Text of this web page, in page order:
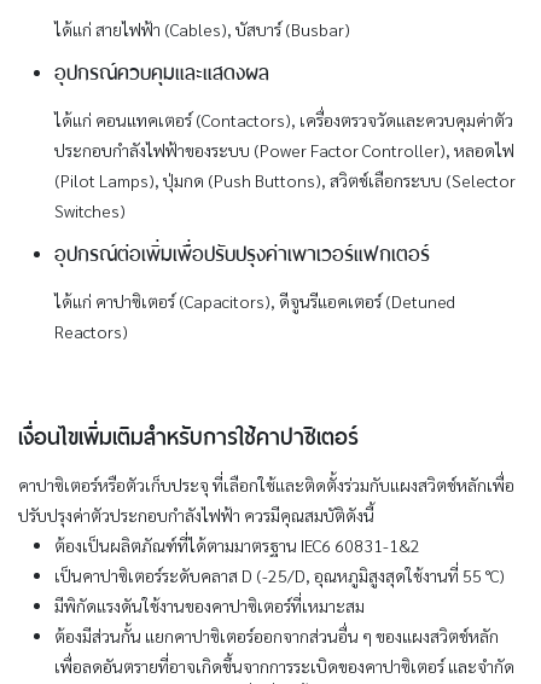
ได้แก่ สายไฟฟ้า (Cables), บัสบาร์ (Busbar)
อุปกรณ์ควบคุมและแสดงผล
ได้แก่ คอนแทคเตอร์ (Contactors), เครื่องตรวจวัดและควบคุมค่าตัว
ประกอบกำลังไฟฟ้าของระบบ (Power Factor Controller), หลอดไฟ
(Pilot Lamps), ปุ่มกด (Push Buttons), สวิตช์เลือกระบบ (Selector
Switches)
อุปกรณ์ต่อเพิ่มเพื่อปรับปรุงค่าเพาเวอร์แฟกเตอร์
ได้แก่ คาปาซิเตอร์ (Capacitors), ดีจูนรีแอคเตอร์ (Detuned
Reactors)
เงื่อนไขเพิ่มเติมสำหรับการใช้คาปาซิเตอร์
คาปาซิเตอร์หรือตัวเก็บประจุ ที่เลือกใช้และติดตั้งร่วมกับแผงสวิตช์หลักเพื่อ
ปรับปรุงค่าตัวประกอบกำลังไฟฟ้า ควรมีคุณสมบัติดังนี้
ต้องเป็นผลิตภัณฑ์ที่ได้ตามมาตรฐาน IEC6 60831-1&2
เป็นคาปาซิเตอร์ระดับคลาส D (-25/D, อุณหภูมิสูงสุดใช้งานที่ 55 °C)
มีพิกัดแรงดันใช้งานของคาปาซิเตอร์ที่เหมาะสม
ต้องมีส่วนกั้น แยกคาปาซิเตอร์ออกจากส่วนอื่น ๆ ของแผงสวิตช์หลัก
เพื่อลดอันตรายที่อาจเกิดขึ้นจากการระเบิดของคาปาซิเตอร์ และจำกัด